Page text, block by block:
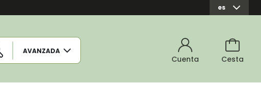
es
AVANZADA
Cuenta Cesta